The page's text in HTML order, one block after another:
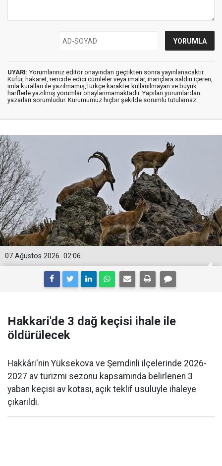
UYARI: Yorumlarınız editör onayından geçtikten sonra yayınlanacaktır.
Küfür, hakaret, rencide edici cümleler veya imalar, inançlara saldırı içeren,
imla kuralları ile yazılmamış,Türkçe karakter kullanılmayan ve büyük
harflerle yazılmış yorumlar onaylanmamaktadır. Yapılan yorumlardan
yazarları sorumludur. Kurumumuz hiçbir şekilde sorumlu tutulamaz.
02:06
07 Ağustos 2026
Hakkari'de 3 dağ keçisi ihale ile
öldürülecek
Hakkâri'nin Yüksekova ve Şemdinli ilçelerinde 2026-
2027 av turizmi sezonu kapsamında belirlenen 3
yaban keçisi av kotası, açık teklif usulüyle ihaleye
çıkarıldı.